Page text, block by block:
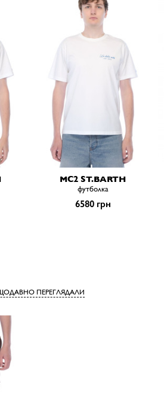
MC2 ST.BARTH
футболка
6580 грн
ПЕРЕГЛЯДАЛИ